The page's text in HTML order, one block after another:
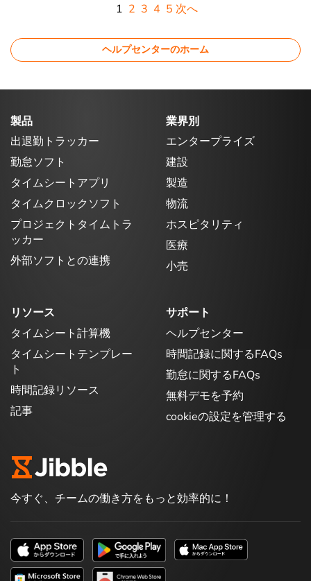
1 2 3 4 5 次へ
ヘルプセンターのホーム
製品
出退勤トラッカー
勤怠ソフト
タイムシートアプリ
タイムクロックソフト
プロジェクトタイムトラ
ッカー
外部ソフトとの連携
業界別
エンタープライズ
建設
製造
物流
ホスピタリティ
医療
小売
リソース
タイムシート計算機
タイムシートテンプレー
ト
時間記録リソース
記事
サポート
ヘルプセンター
時間記録に関するFAQs
勤怠に関するFAQs
無料デモを予約
cookieの設定を管理する
今すぐ、チームの働き方をもっと効率的に！